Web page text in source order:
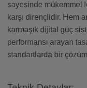
sayesinde mükemmel
karşı dirençlidir. Hem
karmaşık dijital güç
performansı arayan
standartlarda bir